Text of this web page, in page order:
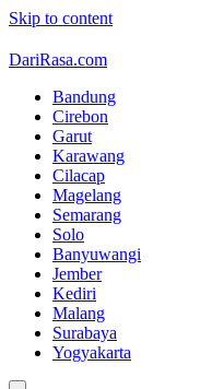
Skip to content
DariRasa.com
Bandung
Cirebon
Garut
Karawang
Cilacap
Magelang
Semarang
Solo
Banyuwangi
Jember
Kediri
Malang
Surabaya
Yogyakarta